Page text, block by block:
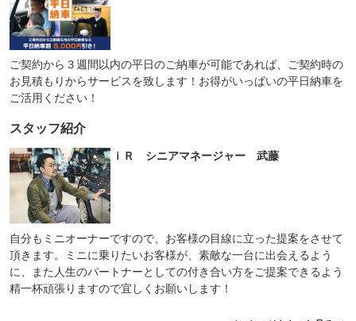
ご契約から３週間以内の平日のご納車が可能であれば、ご契約時の
お見積もりからサービスを致します！お得がいっぱいの平日納車を
ご活用ください！
スタッフ紹介
ｉＲ シニアマネージャー 武藤
自分もミニオーナーですので、お客様の目線に立った提案をさせて
頂きます。ミニに乗りたいお客様が、素敵な一台に出会えるよう
に、また人生のパートナーとしての付き合い方をご提案できるよう
精一杯頑張りますので宜しくお願いします！